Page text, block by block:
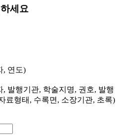
세요
, 연도)
발행기관, 학술지명, 권호, 발행
료형태, 수록면, 소장기관, 초록)